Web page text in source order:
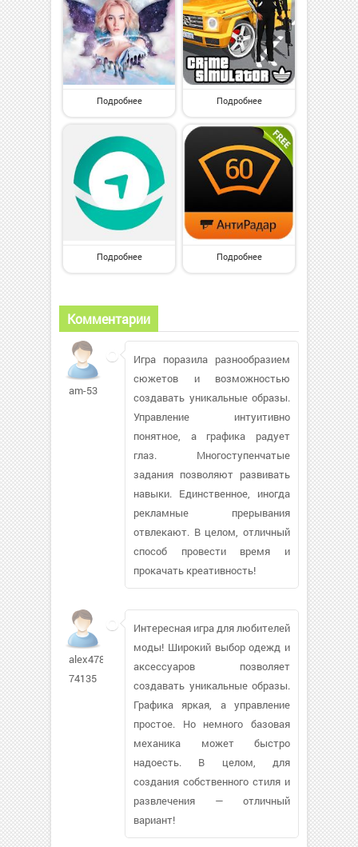
Подробнее Подробнее
Подробнее Подробнее
Комментарии
am-53
Игра поразила разнообразием
сюжетов и возможностью
создавать уникальные образы.
Управление интуитивно
понятное, а графика радует
глаз. Многоступенчатые
задания позволяют развивать
навыки. Единственное, иногда
рекламные прерывания
отвлекают. В целом, отличный
способ провести время и
прокачать креативность!
alex478-
74135
Интересная игра для любителей
моды! Широкий выбор одежд и
аксессуаров позволяет
создавать уникальные образы.
Графика яркая, а управление
простое. Но немного базовая
механика может быстро
надоесть. В целом, для
создания собственного стиля и
развлечения — отличный
вариант!